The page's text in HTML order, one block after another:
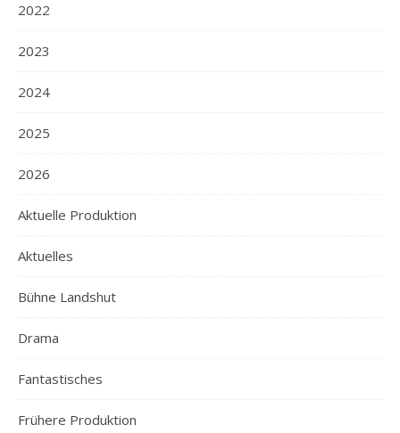
2022
2023
2024
2025
2026
Aktuelle Produktion
Aktuelles
Bühne Landshut
Drama
Fantastisches
Frühere Produktion